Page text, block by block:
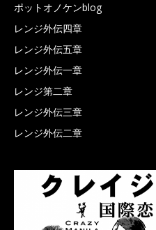
ポットオノケンblog
レンジ外伝四章
レンジ外伝五章
レンジ外伝一章
レンジ第二章
レンジ外伝三章
レンジ外伝二章